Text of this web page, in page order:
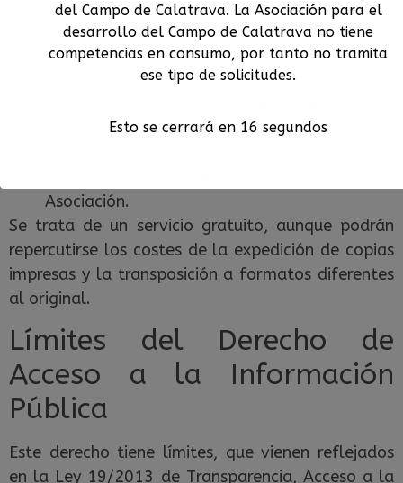
Es importante no confundir este derecho con:
La solicitud de información de tipo operativo
(ejemplo: horarios de atención, qué
determinados trámites…)
Asociación.
Se trata de un servicio gratuito, aunque podrán
repercutirse los costes de la expedición de copias
impresas y la transposición a formatos diferentes
al original.
Límites del Derecho de
Acceso a la Información
Pública
Este derecho tiene límites, que vienen reflejados
en la Ley 19/2013 de Transparencia, Acceso a la
del Campo de Calatrava. La Asociación para el
desarrollo del Campo de Calatrava no tiene
competencias en consumo, por tanto no tramita
ese tipo de solicitudes.
Esto se cerrará en 16 segundos